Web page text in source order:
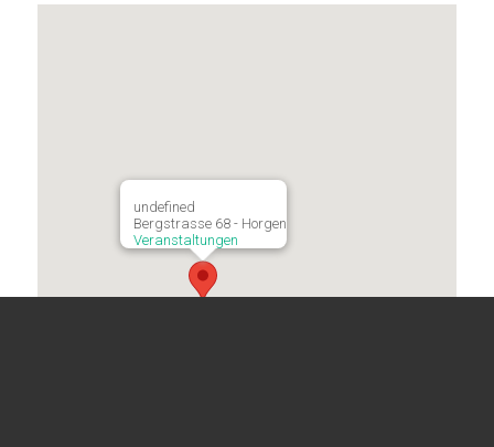
undefined
Bergstrasse 68 - Horgen
Veranstaltungen